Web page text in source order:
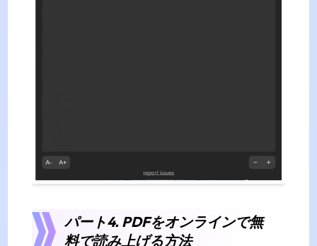
パート4. PDFをオンラインで無
料で読み上げる方法